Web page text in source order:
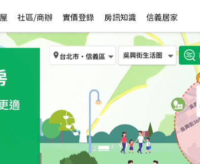
社區/商辦 實價登錄 房訊知識 信義居家